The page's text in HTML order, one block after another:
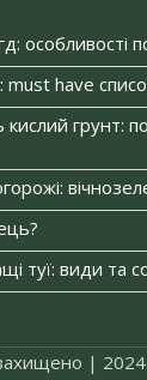
особливості
must have
кислий грунт:
туї: види та
захищено |